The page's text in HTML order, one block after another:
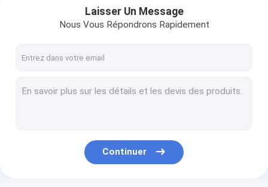
Laisser Un Message
Nous Vous Répondrons Rapidement
Continuer